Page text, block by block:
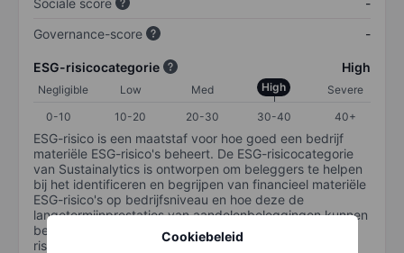
Cookiebeleid
Governance-score
-
ESG-risicocategorie High
Negligible Low Med High
Severe
0-10
10-20 20-30 30-40 40+
ESG-risico is een maatstaf voor hoe goed een bedrijf
materiële ESG-risico's beheert. De ESG-risicocategorie
van Sustainalytics is ontworpen om beleggers te helpen
bij het identificeren en begrijpen van financieel materiële
ESG-risico's op bedrijfsniveau en hoe deze de
langetermijnprestaties van aandelenbeleggingen kunnen
beïnvloeden. De schaal loopt van 0-100. Hoe lager het
risico, hoe beter (0 staat voor geen risico en 100 voor